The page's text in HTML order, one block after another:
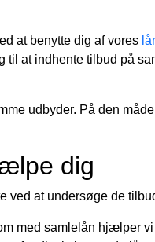
at benytte dig af vores
til at indhente tilbud på
udbyder. På den
dig
ved at undersøge de
med samlelån hjælper